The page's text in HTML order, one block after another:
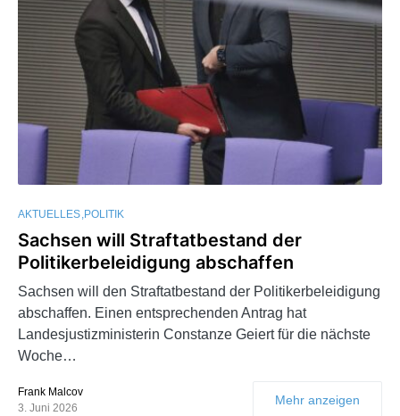
AKTUELLES POLITIK
Sachsen will Straftatbestand der
Politikerbeleidigung abschaffen
Sachsen will den Straftatbestand der Politikerbeleidigung
abschaffen. Einen entsprechenden Antrag hat
Landesjustizministerin Constanze Geiert für die nächste
Woche…
Frank Malcov
3. Juni 2026
Mehr anzeigen